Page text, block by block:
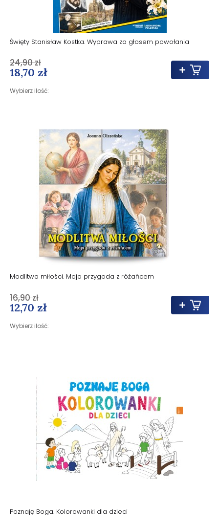
Święty Stanisław Kostka. Wyprawa za głosem powołania
18,70 zł
Wybierz ilość:
24,90 zł
Modlitwa miłości. Moja przygoda z różańcem
12,70 zł
Wybierz ilość:
16,90 zł
Poznaję Boga. Kolorowanki dla dzieci